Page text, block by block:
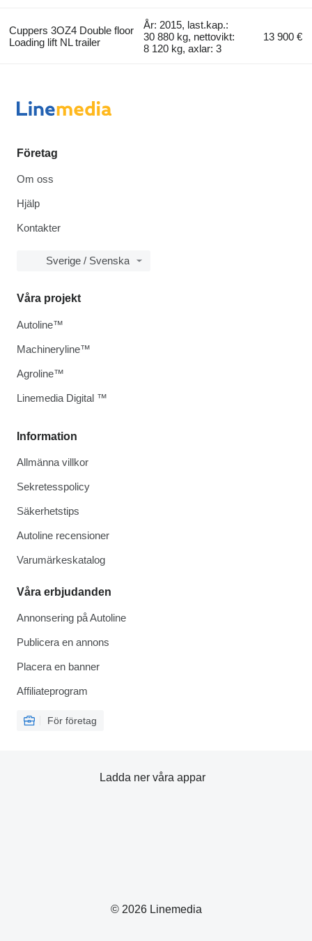
Cuppers 3OZ4 Double floor
Loading lift NL trailer
År: 2015, last.kap.:
30 880 kg, nettovikt:
8 120 kg, axlar: 3
13 900 €
Företag
Om oss
Hjälp
Kontakter
Sverige / Svenska
Information
Allmänna villkor
Sekretesspolicy
Säkerhetstips
Autoline recensioner
Varumärkeskatalog
Våra erbjudanden
Annonsering på Autoline
Publicera en annons
Placera en banner
Affiliateprogram
För företag
Våra projekt
Autoline™
Machineryline™
Agroline™
Linemedia Digital ™
© 2026 Linemedia
Ladda ner våra appar